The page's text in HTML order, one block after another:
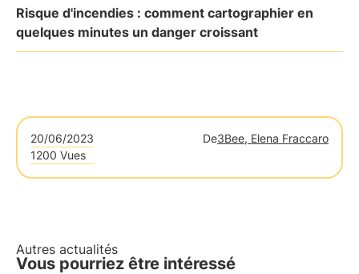
Risque d'incendies : comment cartographier en
quelques minutes un danger croissant
20/06/2023 De3Bee, Elena Fraccaro
1200 Vues
Autres actualités
Vous pourriez être intéressé